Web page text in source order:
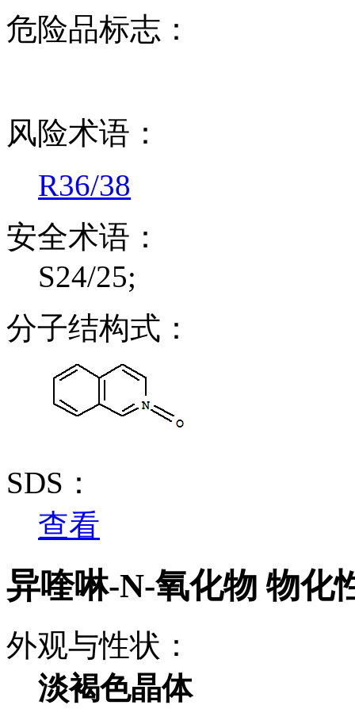
危险品标志：
风险术语：
R36/38
安全术语：
S24/25;
分子结构式：
SDS：
查看
异喹啉-N-氧化物 物化
外观与性状：
淡褐色晶体